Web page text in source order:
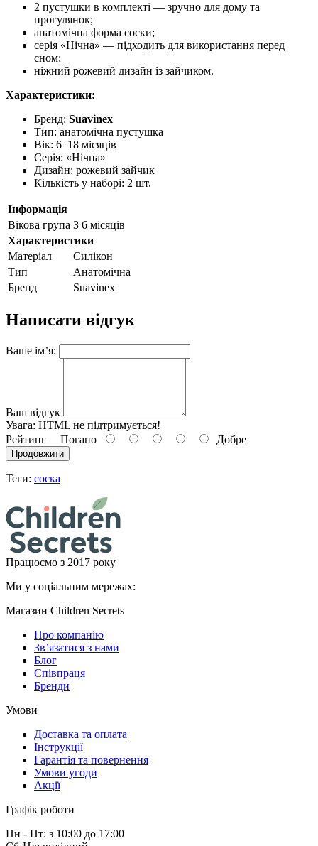
2 пустушки в комплекті — зручно для дому та
прогулянок;
анатомічна форма соски;
серія «Нічна» — підходить для використання перед
сном;
ніжний рожевий дизайн із зайчиком.
Характеристики:
Бренд: Suavinex
Тип: анатомічна пустушка
Вік: 6–18 місяців
Серія: «Нічна»
Дизайн: рожевий зайчик
Кількість у наборі: 2 шт.
Інформація
Вікова група З 6 місяців
Характеристики
Матеріал
Силікон
Тип
Анатомічна
Бренд
Suavinex
Написати відгук
Ваше ім’я:
Ваш відгук
Увага: HTML не підтримується!
Рейтинг Погано Добре
Продовжити
Теги: соска
Працюємо з 2017 року
Ми у соціальним мережах:
Магазин Children Secrets
Про компанію
Зв’язатися з нами
Блог
Співпраця
Бренди
Умови
Доставка та оплата
Інструкції
Гарантія та повернення
Умови угоди
Акції
Графік роботи
Пн - Пт: з 10:00 до 17:00